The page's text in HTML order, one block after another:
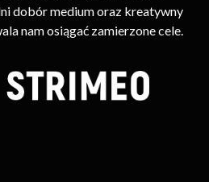
dobór medium oraz kreatywny
nam osiągać zamierzone cele.